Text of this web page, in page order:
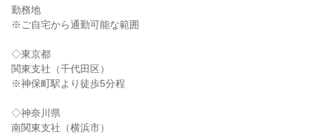
勤務地
※ご自宅から通勤可能な範囲
◇東京都
関東支社（千代田区）
※神保町駅より徒歩5分程
◇神奈川県
南関東支社（横浜市）